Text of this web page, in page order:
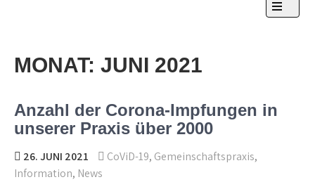
Open
MONAT: JUNI 2021
Anzahl der Corona-Impfungen in
unserer Praxis über 2000
26. JUNI 2021 CoViD-19, Gemeinschaftspraxis,
Information, News